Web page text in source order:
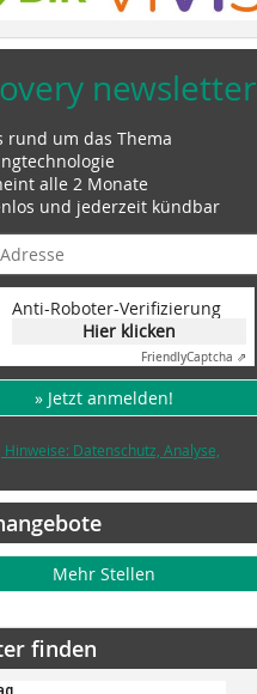
newsletter
rund um das Thema
alle 2 Monate
und jederzeit kündbar
Anti-Roboter-Verifizierung
Hier klicken
FriendlyCaptcha ⇗
» Jetzt anmelden!
Hinweise: Datenschutz, Analyse,
Mehr Stellen
finden